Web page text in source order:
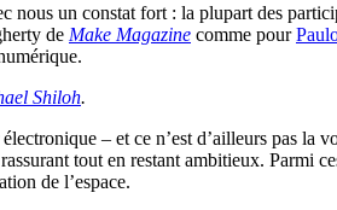
nous un constat fort : la plupart des
de Make Magazine comme pour
Shiloh.
– et ce n’est d’ailleurs pas
tout en restant ambitieux. Parmi
de l’espace.